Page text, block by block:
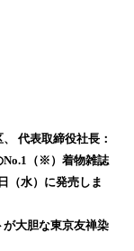
代表取締役社長：
No.1（※）着物雑誌
（水）に発売しま
大胆な東京友禅染